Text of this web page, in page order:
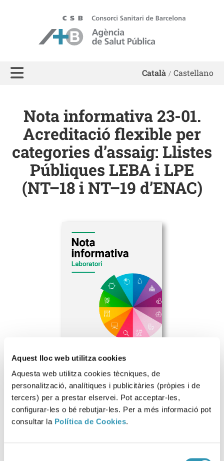
Aquest lloc web utilitza cookies
Aquesta web utilitza cookies tècniques, de
personalització, analítiques i publicitàries (pròpies i de
tercers) per a prestar elservei. Pot acceptar-les,
configurar-les o bé rebutjar-les. Per a més informació pot
consultar la Política de Cookies.
ASPB - Agència de Salut Pública de Barcelona
Català Castellano
Nota informativa 23-01.
Acreditació flexible per
categories d’assaig: Llistes
Públiques LEBA i LPE
(NT–18 i NT–19 d’ENAC)
Descarregar fitxer